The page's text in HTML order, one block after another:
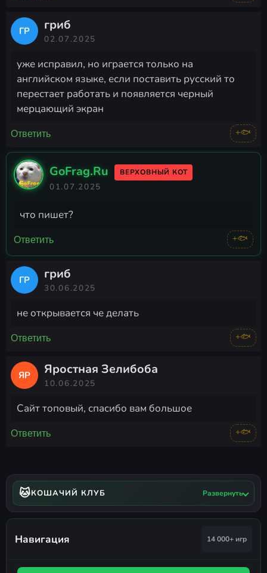
ГР гриб
02.07.2025
уже исправил, но играется только на
английском языке, если поставить русский то
перестает работать и появляется черный
мерцающий экран
Ответить +🐟
GoFrag.Ru ВЕРХОВНЫЙ КОТ
01.07.2025
что пишет?
Ответить +🐟
ГР гриб
30.06.2025
не открывается че делать
Ответить +🐟
ЯР Яростная Зелибоба
10.06.2025
Cайт топовый, спасибо вам большое
Ответить +🐟
🐱КОШАЧИЙ КЛУБ Развернуть
Навигация 14 000+ игр